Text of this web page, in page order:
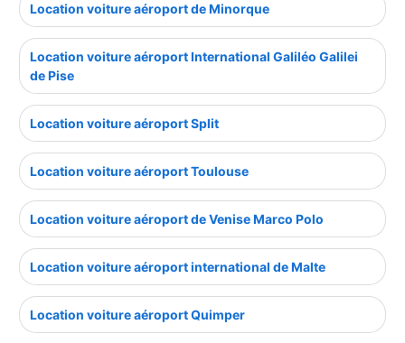
Location voiture aéroport de Minorque
Location voiture aéroport International Galiléo Galilei
de Pise
Location voiture aéroport Split
Location voiture aéroport Toulouse
Location voiture aéroport de Venise Marco Polo
Location voiture aéroport international de Malte
Location voiture aéroport Quimper